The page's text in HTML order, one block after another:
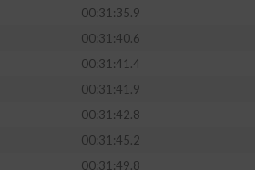
00:31:35.9
00:31:40.6
00:31:41.4
00:31:41.9
00:31:42.8
00:31:45.2
00:31:49.8